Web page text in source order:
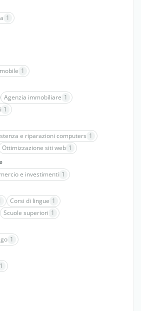
1
1
Agenzia immobiliare 1
1
e riparazioni computers 1
Ottimizzazione siti web 1
e investimenti 1
Corsi di lingue 1
Scuole superiori 1
1
1